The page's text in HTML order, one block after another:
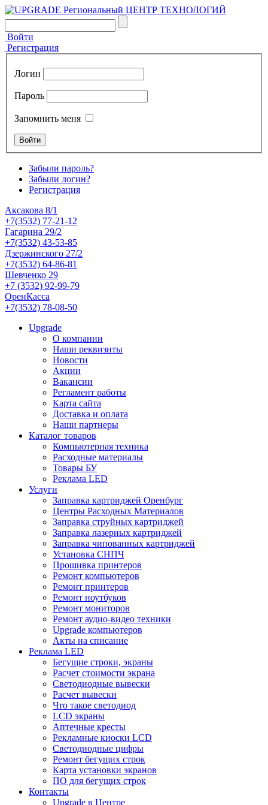
Войти
Регистрация
Логин
Пароль
Запомнить меня
Забыли пароль?
Забыли логин?
Регистрация
Аксакова 8/1
+7(3532) 77-21-12
Гагарина 29/2
+7(3532) 43-53-85
Дзержинского 27/2
+7(3532) 64-86-81
Шевченко 29
+7 (3532) 92-99-79
ОренКасса
+7(3532) 78-08-50
Upgrade
О компании
Наши реквизиты
Новости
Акции
Вакансии
Регламент работы
Карта сайта
Доставка и оплата
Наши партнеры
Каталог товаров
Компьютерная техника
Расходные материалы
Товары БУ
Реклама LED
Услуги
Заправка картриджей Оренбург
Центры Расходных Материалов
Заправка струйных картриджей
Заправка лазерных картриджей
Заправка чипованных картриджей
Установка СНПЧ
Прошивка принтеров
Ремонт компьютеров
Ремонт принтеров
Ремонт ноутбуков
Ремонт мониторов
Ремонт аудио-видео техники
Upgrade компьютеров
Акты на списание
Реклама LED
Бегущие строки, экраны
Расчет стоимости экрана
Светодиодные вывески
Расчет вывески
Что такое светодиод
LCD экраны
Аптечные кресты
Рекламные киоски LCD
Светодиодные цифры
Ремонт бегущих строк
Карта установки экранов
ПО для бегущих строк
Контакты
Upgrade в Центре